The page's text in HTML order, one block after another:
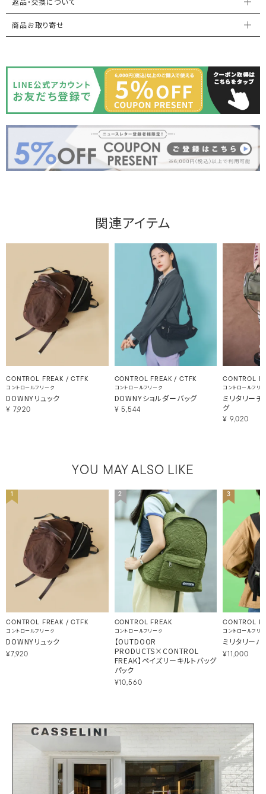
商品お取り寄せ
関連アイテム
CONTROL FREAK / CTFK
コントロールフリーク
DOWNYリュック
¥ 7,920
CONTROL FREAK / CTFK
コントロールフリーク
DOWNYショルダーバッグ
¥ 5,544
CONTROL
コントロールフリ
ミリタリーチ
グ
¥ 9,020
YOU MAY ALSO LIKE
1
CONTROL FREAK / CTFK
コントロールフリーク
DOWNYリュック
¥7,920
2
CONTROL FREAK
コントロールフリーク
【OUTDOOR
PRODUCTS×CONTROL
FREAK】ペイズリーキルトバッグ
パック
¥10,560
3
CONTROL
コントロールフリ
ミリタリーバ
¥11,000